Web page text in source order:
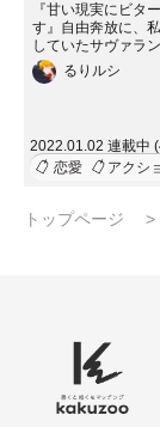
『甘い現実にビタ
す』自由奔放に、
していたサヴァラ
り込んできた…！！
と絶対に「人の役
ね…あなたと違っ
怪盗ってモンをよ
系イケメンの話で
ウソ。増えそう。
るりルシ
2022.01.02 連載中
恋愛
アクシ
トップページ